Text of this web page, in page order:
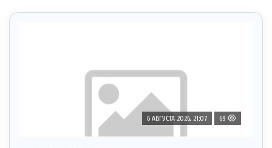
6 АВГУСТА 2026, 21:07 69